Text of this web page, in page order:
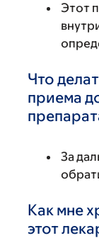
Этот
Что
приема
За
Как мне
этот